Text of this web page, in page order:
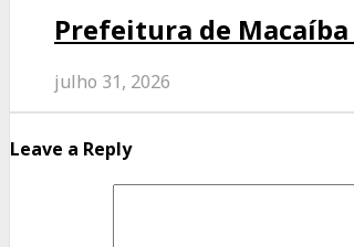
Prefeitura de
julho 31, 2026
Leave a Reply